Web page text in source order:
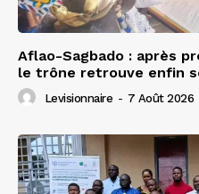
Aflao-Sagbado : après
le trône retrouve enfin
Levisionnaire - 7 Août 2026